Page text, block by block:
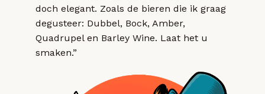
doch elegant. Zoals de bieren die ik graag
degusteer: Dubbel, Bock, Amber,
Quadrupel en Barley Wine. Laat het u
smaken.”